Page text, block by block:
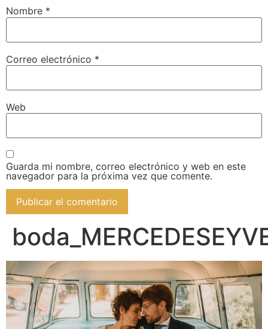
Nombre *
Correo electrónico *
Web
Guarda mi nombre, correo electrónico y web en este
navegador para la próxima vez que comente.